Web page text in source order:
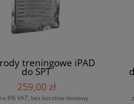
treningowe iPAD
do SPT
259,00 zł
8% VAT, bez kosztów dostawy